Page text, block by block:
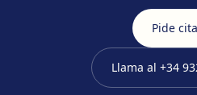
Pide cita
Llama al +34